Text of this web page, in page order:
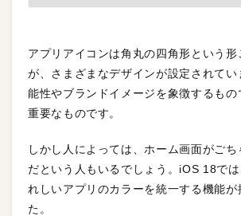
アプリアイコンは角丸の四角形という形
が、さまざまなデザインが設定されてい
能性やブランドイメージを象徴するもの
重要なものです。
しかし人によっては、ホーム画面がごち
だという人もいるでしょう。iOS 18で
れしいアプリのカラーを統一する機能が
た。